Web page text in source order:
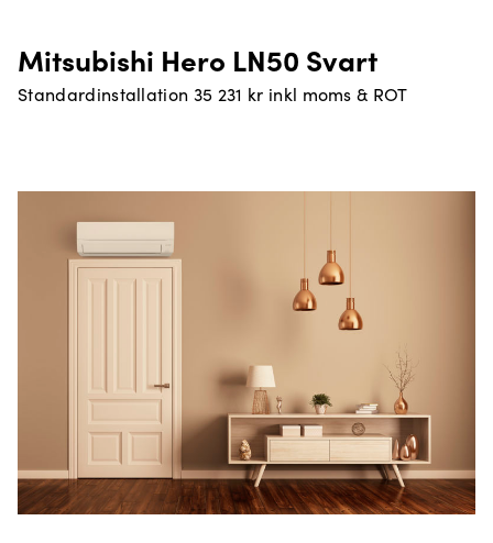
Mitsubishi Hero LN50 Svart
Standardinstallation 35 231 kr inkl moms & ROT